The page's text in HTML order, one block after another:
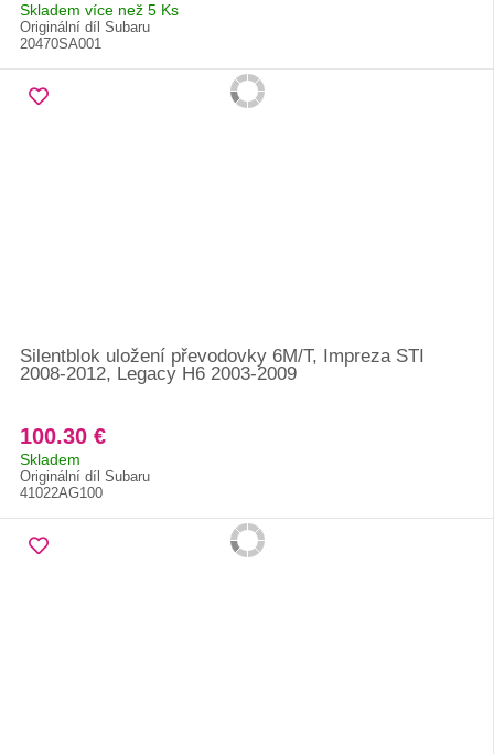
Skladem více než 5 Ks
Originální díl Subaru
20470SA001
Silentblok uložení převodovky 6M/T, Impreza STI
2008-2012, Legacy H6 2003-2009
100.30 €
Skladem
Originální díl Subaru
41022AG100